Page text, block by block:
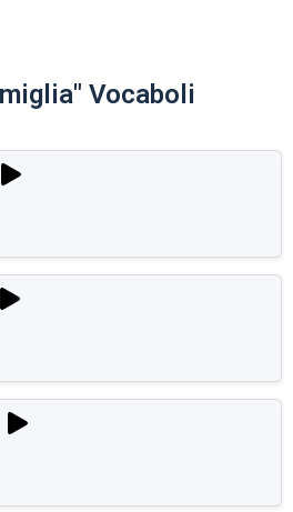
Vocaboli